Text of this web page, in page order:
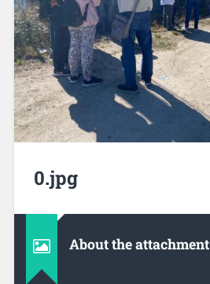
0.jpg
About the attachment